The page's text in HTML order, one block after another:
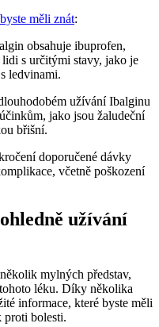
měli znát:
obsahuje ibuprofen,
s určitými stavy, jako je
ledvinami.
užívání Ibalginu
jako jsou žaludeční
břišní.
doporučené dávky
včetně poškození
užívání
mylných představ,
léku. Díky několika
informace, které byste měli
proti bolesti.